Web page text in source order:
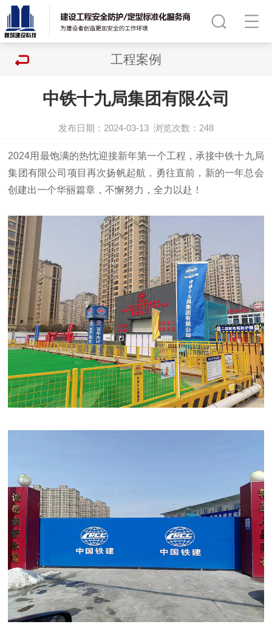
工程案例
中铁十九局集团有限公司
发布日期：2024-03-13 浏览次数： 248
2024用最饱满的热忱迎接新年第一个工程，承接中铁十九局
集团有限公司项目再次扬帆起航，勇往直前，新的一年总会
创建出一个华丽篇章，不懈努力，全力以赴！